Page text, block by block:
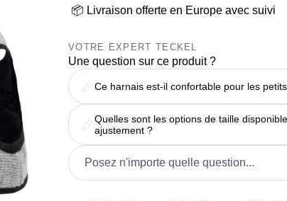
📦 Livraison offerte en Europe avec suivi
VOTRE EXPERT TECKEL
Une question sur ce produit ?
Ce harnais est-il confortable pour les
Quelles sont les options de taille
ajustement ?